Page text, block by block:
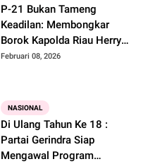
P-21 Bukan Tameng
Keadilan: Membongkar
Borok Kapolda Riau Herry
Heryawan dalam Kasus
Februari 08, 2026
NASIONAL
Di Ulang Tahun Ke 18 :
Partai Gerindra Siap
Mengawal Program